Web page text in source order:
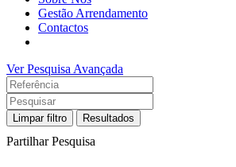
Gestão Arrendamento
Contactos
Ver Pesquisa Avançada
Limpar filtro Resultados
Partilhar Pesquisa